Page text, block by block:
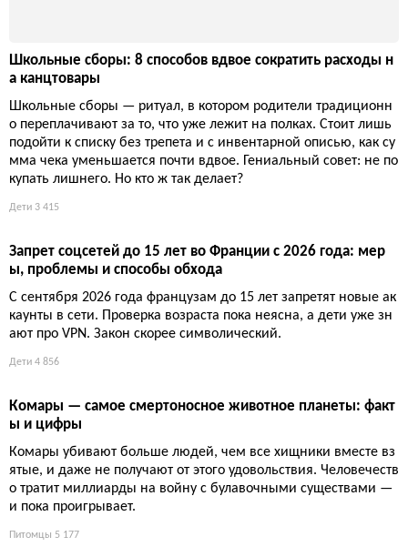
Школьные сборы: 8 способов вдвое сократить расходы н
а канцтовары
Школьные сборы — ритуал, в котором родители традиционн
о переплачивают за то, что уже лежит на полках. Стоит лишь
подойти к списку без трепета и с инвентарной описью, как су
мма чека уменьшается почти вдвое. Гениальный совет: не по
купать лишнего. Но кто ж так делает?
Дети 3 415
Запрет соцсетей до 15 лет во Франции с 2026 года: мер
С сентября 2026 года французам до 15 лет запретят новые ак
каунты в сети. Проверка возраста пока неясна, а дети уже зн
Комары — самое смертоносное животное планеты: факт
ы и цифры
Комары убивают больше людей, чем все хищники вместе вз
ятые, и даже не получают от этого удовольствия. Человечеств
о тратит миллиарды на войну с булавочными существами —
и пока проигрывает.